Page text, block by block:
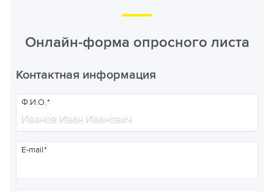
Онлайн-форма опросного листа
Контактная информация
Ф.И.О.
E-mail